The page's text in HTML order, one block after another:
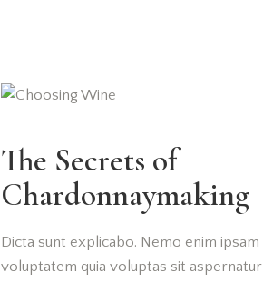
The Secrets of
Chardonnaymaking
Dicta sunt explicabo. Nemo enim ipsam
voluptatem quia voluptas sit aspernatur